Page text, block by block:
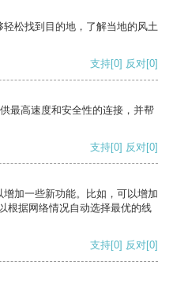
松找到目的地，了解当地的风土
支持[0] 反对[0]
最高速度和安全性的连接，并帮
支持[0] 反对[0]
加一些新功能。比如，可以增加
根据网络情况自动选择最优的线
支持[0] 反对[0]